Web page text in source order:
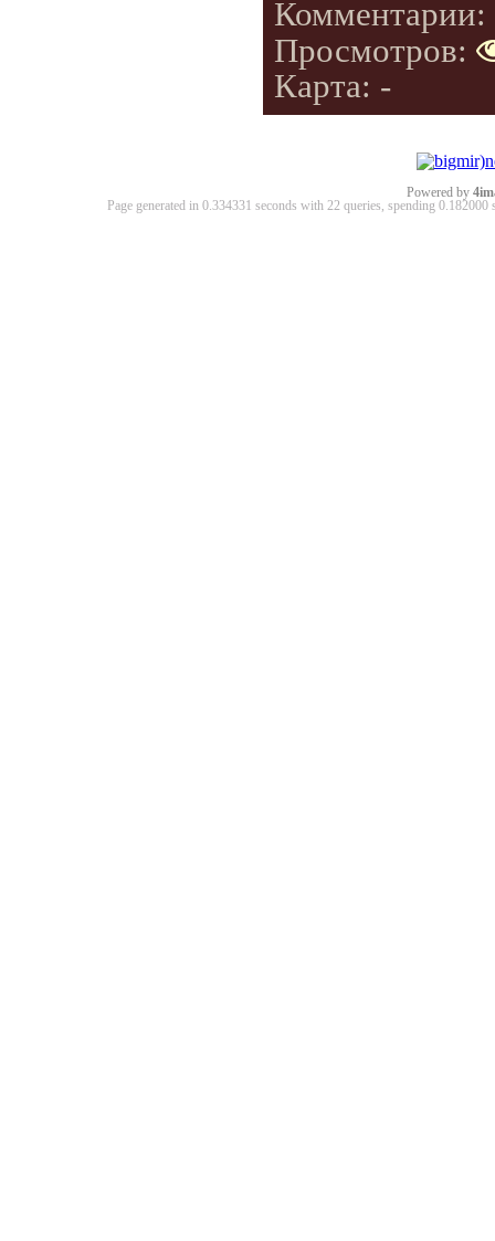
Комментарии:
Просмотров:
Карта: -
Powered by
Page generated in 0.334331 seconds with 22 queries, spending